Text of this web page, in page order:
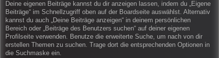
Deine eigenen Beiträge kannst du dir anzeigen lassen, indem du „Eigene
Beiträge“ im Schnellzugriff oben auf der Boardseite auswählst. Alternativ
kannst du auch „Deine Beiträge anzeigen“ in deinem persönlichen
Bereich oder „Beiträge des Benutzers suchen“ auf deiner eigenen
Profilseite verwenden. Benutze die erweiterte Suche, um nach von dir
erstellen Themen zu suchen. Trage dort die entsprechenden Optionen in
die Suchmaske ein.